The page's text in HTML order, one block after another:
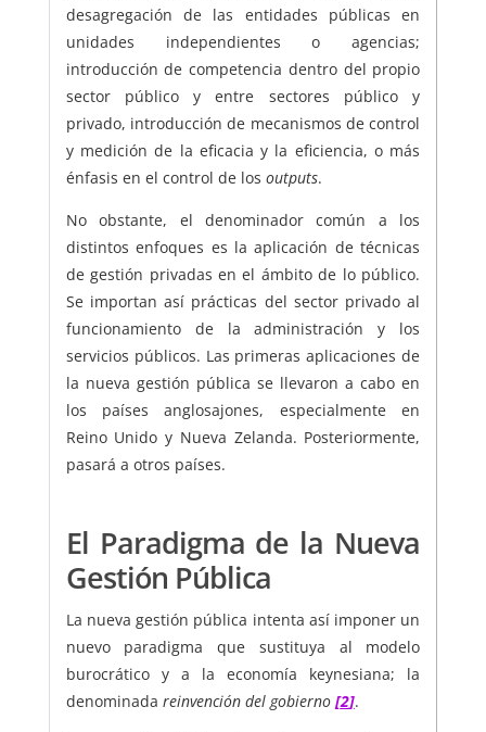
desagregación de las entidades públicas en
unidades independientes o agencias;
introducción de competencia dentro del propio
sector público y entre sectores público y
privado, introducción de mecanismos de control
y medición de la eficacia y la eficiencia, o más
énfasis en el control de los outputs.
No obstante, el denominador común a los
distintos enfoques es la aplicación de técnicas
de gestión privadas en el ámbito de lo público.
Se importan así prácticas del sector privado al
funcionamiento de la administración y los
servicios públicos. Las primeras aplicaciones de
la nueva gestión pública se llevaron a cabo en
los países anglosajones, especialmente en
Reino Unido y Nueva Zelanda. Posteriormente,
pasará a otros países.
El Paradigma de la Nueva
Gestión Pública
La nueva gestión pública intenta así imponer un
nuevo paradigma que sustituya al modelo
burocrático y a la economía keynesiana; la
denominada reinvención del gobierno [2].